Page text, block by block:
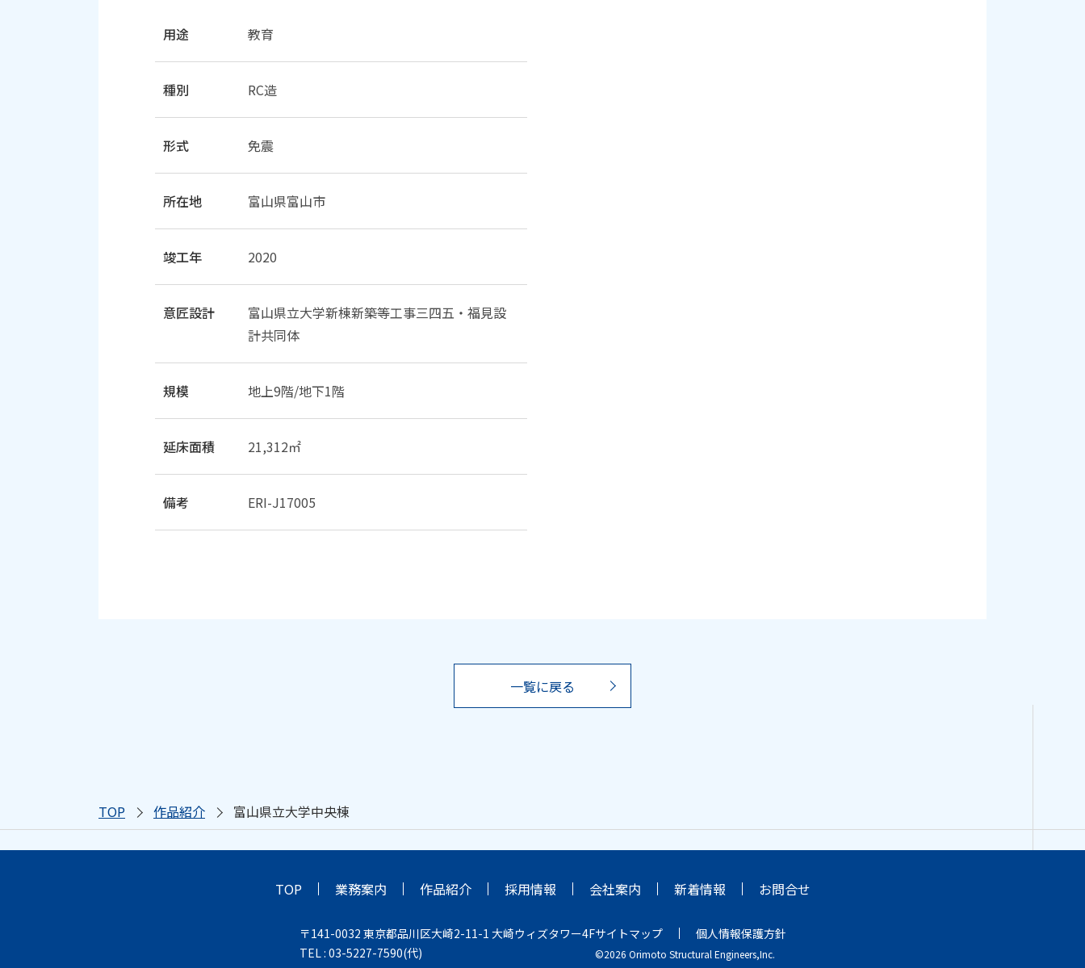
用途 教育
種別 RC造
形式 免震
所在地 富山県富山市
竣工年 2020
意匠設計
富山県立大学新棟新築等工事三四五・福見設
計共同体
規模 地上9階/地下1階
延床面積 21,312㎡
備考 ERI-J17005
一覧に戻る
TOP 作品紹介 富山県立大学中央棟
TOP 業務案内 作品紹介 採用情報 会社案内 新着情報 お問合せ
〒141-0032 東京都品川区大崎2-11-1 大崎ウィズタワー4F
TEL : 03-5227-7590(代)
サイトマップ 個人情報保護方針
©2026 Orimoto Structural Engineers,Inc.